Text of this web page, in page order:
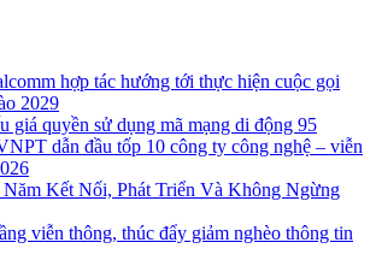
hợp tác hướng tới thực hiện cuộc gọi
2029
giá quyền sử dụng mã mạng di động 95
dẫn đầu tốp 10 công ty công nghệ – viễn
Kết Nối, Phát Triển Và Không Ngừng
viễn thông, thúc đẩy giảm nghèo thông tin